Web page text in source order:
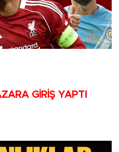
GİRİŞ YAPTI